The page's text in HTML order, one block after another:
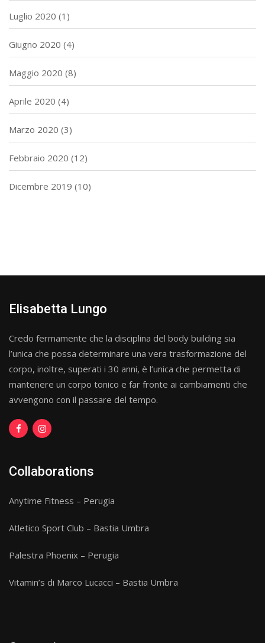
Luglio 2020 (1)
Giugno 2020 (4)
Maggio 2020 (8)
Aprile 2020 (4)
Marzo 2020 (3)
Febbraio 2020 (12)
Dicembre 2019 (10)
Elisabetta Lungo
Credo fermamente che la disciplina del body building sia
l’unica che possa determinare una vera trasformazione del
corpo, inoltre, superati i 30 anni, è l’unica che permetta di
mantenere un corpo tonico e far fronte ai cambiamenti che
avvengono con il passare del tempo.
Collaborations
Anytime Fitness – Perugia
Atletico Sport Club – Bastia Umbra
Palestra Phoenix – Perugia
Vitamin’s di Marco Lucacci – Bastia Umbra